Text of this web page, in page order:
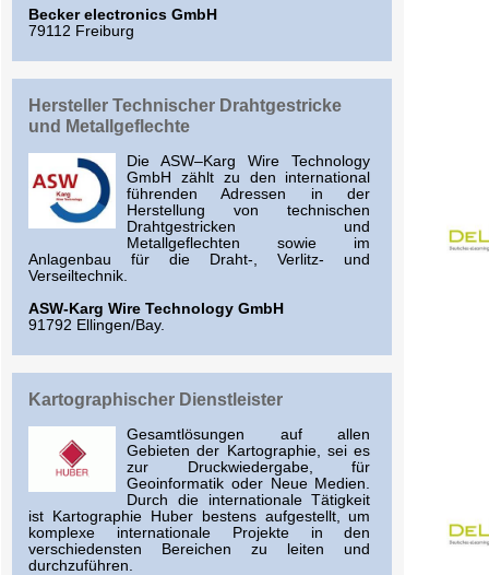
Becker electronics GmbH
79112 Freiburg
Hersteller Technischer Drahtgestricke
und Metallgeflechte
Die ASW–Karg Wire Technology
GmbH zählt zu den international
führenden Adressen in der
Herstellung von technischen
Drahtgestricken und
Metallgeflechten sowie im
Anlagenbau für die Draht-, Verlitz- und
Verseiltechnik.
ASW-Karg Wire Technology GmbH
91792 Ellingen/Bay.
Kartographischer Dienstleister
Gesamtlösungen auf allen
Gebieten der Kartographie, sei es
zur Druckwiedergabe, für
Geoinformatik oder Neue Medien.
Durch die internationale Tätigkeit
ist Kartographie Huber bestens aufgestellt, um
komplexe internationale Projekte in den
verschiedensten Bereichen zu leiten und
durchzuführen.